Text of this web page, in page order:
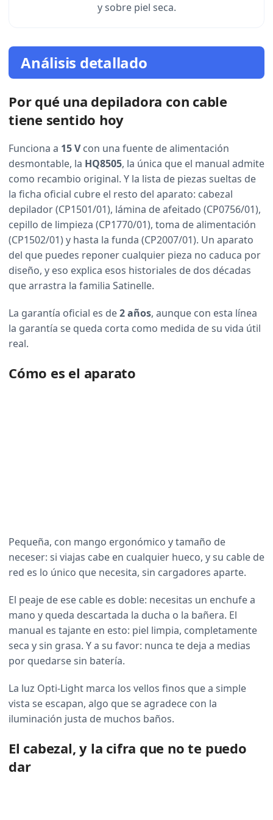
y sobre piel seca.
Análisis detallado
Por qué una depiladora con cable
tiene sentido hoy
Funciona a 15 Vcon una fuente de alimentación
desmontable, la HQ8505, la única que el manual admite
como recambio original. Y la lista de piezas sueltas de
la ficha oficial cubre el resto del aparato: cabezal
depilador (CP1501/01), lámina de afeitado (CP0756/01),
cepillo de limpieza (CP1770/01), toma de alimentación
(CP1502/01) y hasta la funda (CP2007/01). Un aparato
del que puedes reponer cualquier pieza no caduca por
diseño, y eso explica esos historiales de dos décadas
que arrastra la familia Satinelle.
La garantía oficial es de2 años, aunque con esta línea
la garantía se queda corta como medida de su vida útil
real.
Cómo es el aparato
Pequeña, con mango ergonómico y tamaño de
neceser: si viajas cabe en cualquier hueco, y su cable de
red es lo único que necesita, sin cargadores aparte.
El peaje de ese cable es doble: necesitas un enchufe a
mano y queda descartada la ducha o la bañera. El
manual es tajante en esto: piel limpia, completamente
seca y sin grasa. Y a su favor: nunca te deja a medias
por quedarse sin batería.
La luz Opti-Light marca los vellos finos que a simple
vista se escapan, algo que se agradece con la
iluminación justa de muchos baños.
El cabezal, y la cifra que no te puedo
dar